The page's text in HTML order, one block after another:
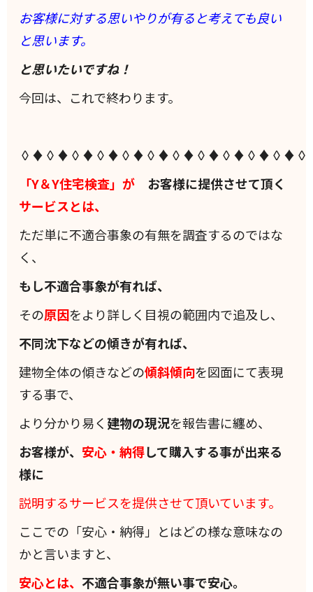
お客様に対する思いやりが有ると考えても良い
と思います。
と思いたいですね！
今回は、これで終わります。
「Y＆Y住宅検査」が お客様に提供させて頂く
サービスとは、
ただ単に不適合事象の有無を調査するのではな
く、
もし不適合事象が有れば、
その原因をより詳しく目視の範囲内で追及し、
不同沈下などの傾きが有れば、
建物全体の傾きなどの傾斜傾向を図面にて表現
する事で、
より分かり易く 建物の現況を報告書に纏め、
お客様が、 安心・納得して購入する事が出来る
様に
説明するサービスを提供させて頂いています。
ここでの「安心・納得」とはどの様な意味なの
かと言いますと、
安心とは、 不適合事象が無い事で安心。